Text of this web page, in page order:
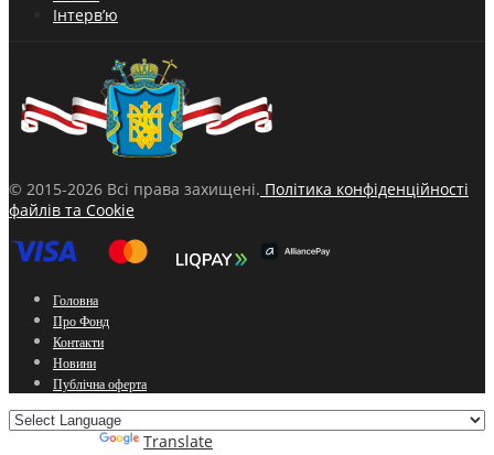
Інтерв’ю
© 2015-2026 Всі права захищені. Політика конфіденційності
файлів та Cookie
Головна
Про Фонд
Контакти
Новини
Публічна оферта
Translate